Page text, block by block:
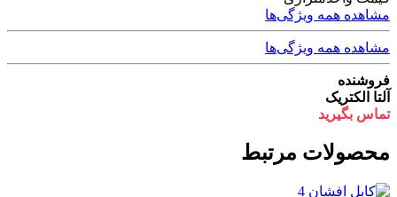
مشاهده همه ویژگی‌ها
مشاهده همه ویژگی‌ها
فروشنده
آلتا الکتریک
تماس بگیرید
محصولات مرتبط